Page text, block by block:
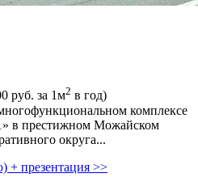
руб. за 1м2 в год)
комплексе
в престижном Можайском
округа...
+ презентация >>